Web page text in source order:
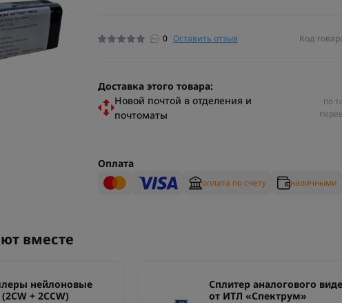
0 Оставить отзыв Код
Доставка этого товара:
Новой почтой в отделения и
почтоматы
по
Оплата
оплата по счету наличными
вместе
нейлоновые
+ 2CCW)
Сплитер аналогового
от ИТЛ «Спектрум»